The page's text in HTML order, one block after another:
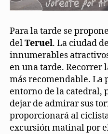
Para la tarde se
delTeruel. La ciudad
innumerables
en una tarde. Recorrer
más recomendable. La
entorno de la catedral,
dejar de admirar sus
proporcionará al
excursión matinal por